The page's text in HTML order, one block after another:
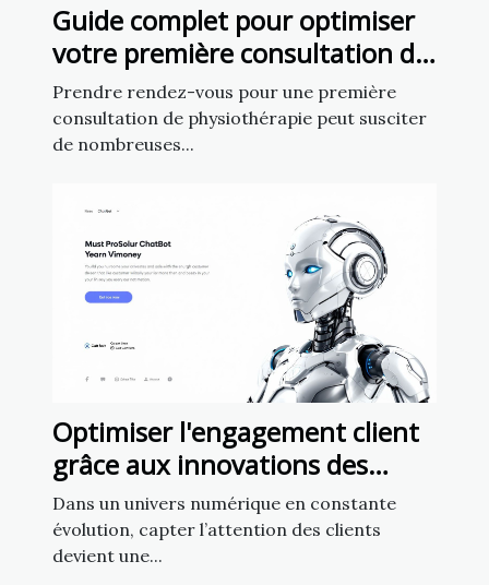
Guide complet pour optimiser
votre première consultation de
physiothérapie
Prendre rendez-vous pour une première
consultation de physiothérapie peut susciter
de nombreuses...
Optimiser l'engagement client
grâce aux innovations des
chatbots en marketing
Dans un univers numérique en constante
évolution, capter l’attention des clients
devient une...